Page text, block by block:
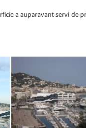
a auparavant servi